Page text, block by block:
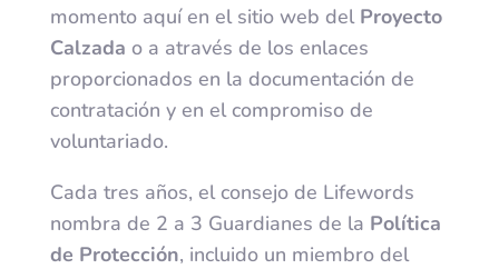
momento aquí en el sitio web del Proyecto
Calzada o a através de los enlaces
proporcionados en la documentación de
contratación y en el compromiso de
voluntariado.
Cada tres años, el consejo de Lifewords
nombra de 2 a 3 Guardianes de la Política
de Protección, incluido un miembro del